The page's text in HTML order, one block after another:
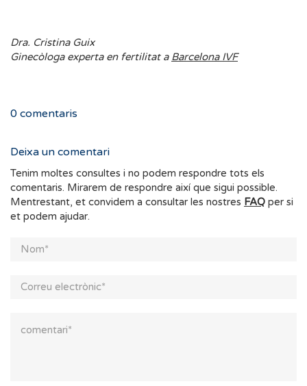
Dra. Cristina Guix
Ginecòloga experta en fertilitat a Barcelona IVF
0 comentaris
Deixa un comentari
Tenim moltes consultes i no podem respondre tots els
comentaris. Mirarem de respondre així que sigui possible.
Mentrestant, et convidem a consultar les nostres FAQ per si
et podem ajudar.